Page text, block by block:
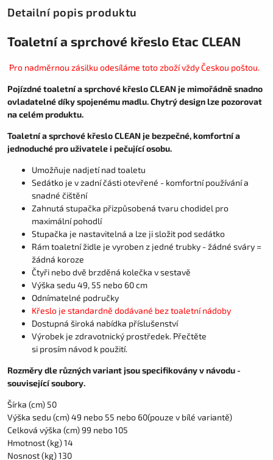
Detailní popis produktu
Toaletní a sprchové křeslo Etac CLEAN
Pro nadměrnou zásilku odesíláme toto zboží vždy Českou poštou.
Pojízdné toaletní a sprchové křeslo CLEAN je mimořádně snadno
ovladatelné díky spojenému madlu. Chytrý design lze pozorovat
na celém produktu.
Toaletní a sprchové křeslo CLEAN je bezpečné, komfortní a
jednoduché pro uživatele i pečující osobu.
Umožňuje nadjetí nad toaletu
Sedátko je v zadní části otevřené - komfortní používání a
snadné čištění
Zahnutá stupačka přizpůsobená tvaru chodidel pro
maximální pohodlí
Stupačka je nastavitelná a lze ji složit pod sedátko
Rám toaletní židle je vyroben z jedné trubky - žádné sváry =
žádná koroze
Čtyři nebo dvě brzděná kolečka v sestavě
Výška sedu 49, 55 nebo 60 cm
Odnímatelné područky
Křeslo je standardně dodávané bez toaletní nádoby
Dostupná široká nabídka příslušenství
Výrobek je zdravotnický prostředek. Přečtěte
si prosím návod k použití.
Rozměry dle různých variant jsou specifikovány v návodu -
související soubory.
Šírka (cm) 50
Výška sedu (cm) 49 nebo 55 nebo 60(pouze v bílé variantě)
Celková výška (cm) 99 nebo 105
Hmotnost (kg) 14
Nosnost (kg) 130